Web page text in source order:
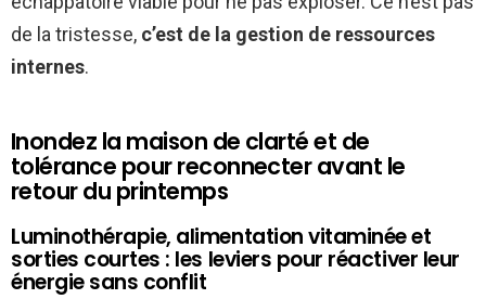
de la tristesse, c’est de la gestion de ressources
internes.
Inondez la maison de clarté et de
tolérance pour reconnecter avant le
retour du printemps
Luminothérapie, alimentation vitaminée et
sorties courtes : les leviers pour réactiver leur
énergie sans conflit